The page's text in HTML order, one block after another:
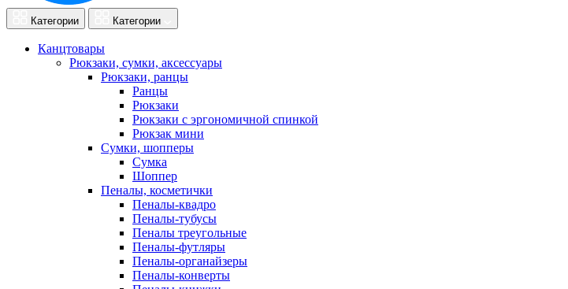
Категории Категории
Канцтовары
Рюкзаки, сумки, аксессуары
Рюкзаки, ранцы
Ранцы
Рюкзаки
Рюкзаки с эргономичной спинкой
Рюкзак мини
Сумки, шопперы
Сумка
Шоппер
Пеналы, косметички
Пеналы-квадро
Пеналы-тубусы
Пеналы треугольные
Пеналы-футляры
Пеналы-органайзеры
Пеналы-конверты